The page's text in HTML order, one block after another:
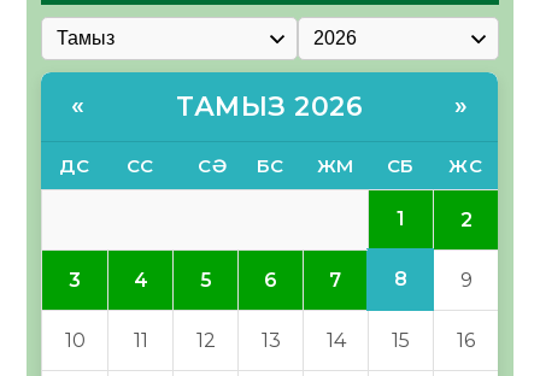
« ТАМЫЗ 2026 »
ДС СС СӘ БС ЖМ СБ ЖС
1 2
3 4 5 6 7 8 9
10 11 12 13 14 15 16